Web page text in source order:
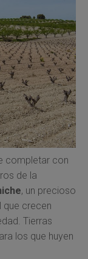
completar con
de la
, un precioso
que crecen
Tierras
los que huyen